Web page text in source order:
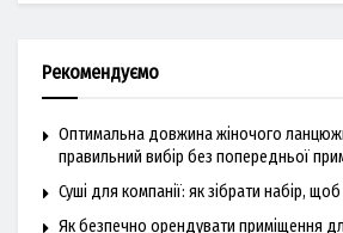
Рекомендуємо
Оптимальна довжина жіночого
правильний вибір без попередньої
Суші для компанії: як зібрати набір,
Як безпечно орендувати приміщення